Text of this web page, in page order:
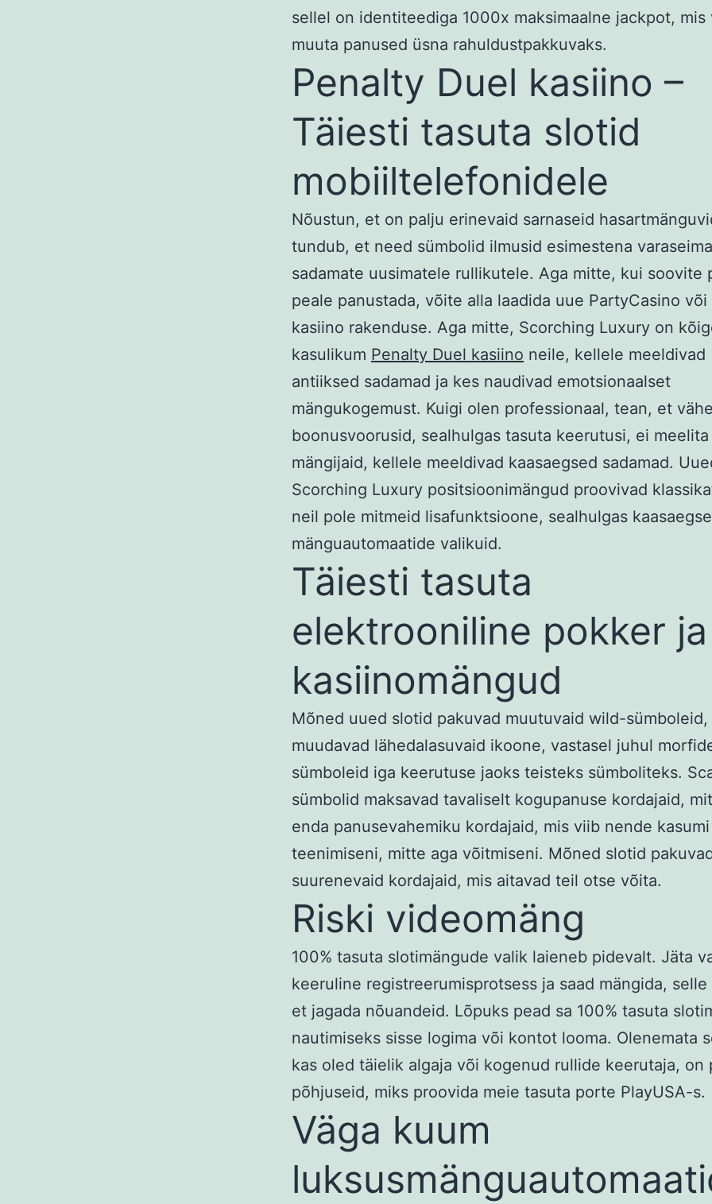
sellel on identiteediga 1000x maksimaalne jackpot, mis
muuta panused üsna rahuldustpakkuvaks.
Penalty Duel kasiino –
Täiesti tasuta slotid
mobiiltelefonidele
Nõustun, et on palju erinevaid sarnaseid
tundub, et need sümbolid ilmusid esimestena
sadamate uusimatele rullikutele. Aga mitte, kui soovite
peale panustada, võite alla laadida uue PartyCasino
kasiino rakenduse. Aga mitte, Scorching Luxury on
kasulikum Penalty Duel kasiino neile, kellele meeldivad
antiiksed sadamad ja kes naudivad emotsionaalset
mängukogemust. Kuigi olen professionaal, tean, et
boonusvoorusid, sealhulgas tasuta keerutusi, ei
mängijaid, kellele meeldivad kaasaegsed sadamad.
Scorching Luxury positsioonimängud proovivad
neil pole mitmeid lisafunktsioone, sealhulgas
mänguautomaatide valikuid.
Täiesti tasuta
elektrooniline pokker ja
kasiinomängud
Mõned uued slotid pakuvad muutuvaid wild-sümboleid,
muudavad lähedalasuvaid ikoone, vastasel juhul
sümboleid iga keerutuse jaoks teisteks sümboliteks.
sümbolid maksavad tavaliselt kogupanuse kordajaid,
enda panusevahemiku kordajaid, mis viib nende kasumi
teenimiseni, mitte aga võitmiseni. Mõned slotid
suurenevaid kordajaid, mis aitavad teil otse võita.
Riski videomäng
100% tasuta slotimängude valik laieneb pidevalt. Jäta
keeruline registreerumisprotsess ja saad mängida, selle
et jagada nõuandeid. Lõpuks pead sa 100% tasuta
nautimiseks sisse logima või kontot looma. Olenemata
kas oled täielik algaja või kogenud rullide keerutaja, on
põhjuseid, miks proovida meie tasuta porte PlayUSA-s.
Väga kuum